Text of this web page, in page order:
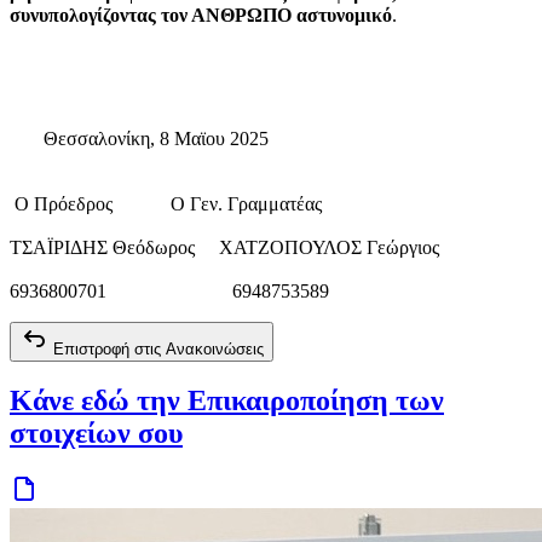
συνυπολογίζοντας τον ΑΝΘΡΩΠΟ αστυνομικό.
Θεσσαλονίκη, 8 Μαϊου 2025
Ο Πρόεδρος Ο Γεν. Γραμματέας
ΤΣΑΪΡΙΔΗΣ Θεόδωρος ΧΑΤΖΟΠΟΥΛΟΣ Γεώργιος
6936800701 6948753589
Επιστροφή στις Ανακοινώσεις
Κάνε εδώ την Επικαιροποίηση των
στοιχείων σου